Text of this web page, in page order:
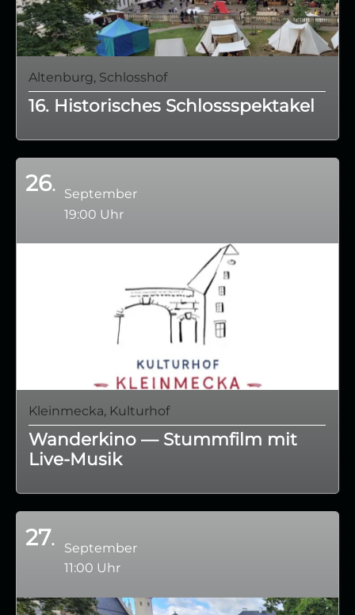
Altenburg, Schlosshof
16. Historisches Schlossspektakel
26
September
19:00 Uhr
Kleinmecka, Kulturhof
Wanderkino — Stummfilm mit
Live‑Musik
27
September
11:00 Uhr